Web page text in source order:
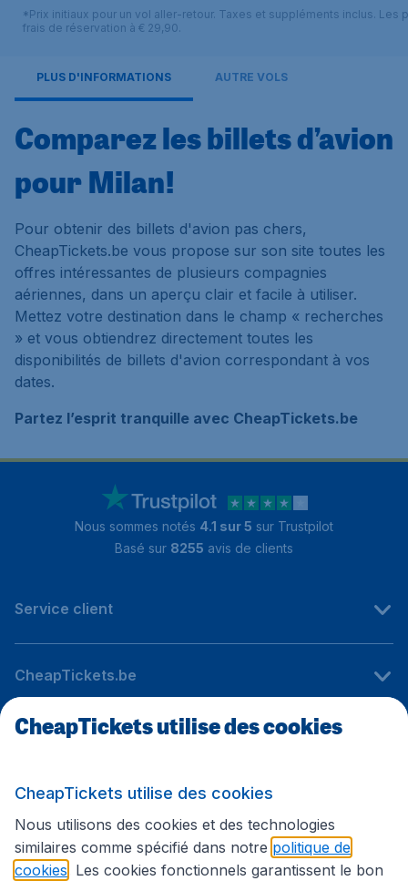
*Prix initiaux pour un vol aller-retour. Taxes et suppléments inclus. Les
frais de réservation à € 29,90.
PLUS D'INFORMATIONS AUTRE VOLS
Comparez les billets d’avion
pour Milan!
Pour obtenir des billets d'avion pas chers,
CheapTickets.be vous propose sur son site toutes les
offres intéressantes de plusieurs compagnies
aériennes, dans un aperçu clair et facile à utiliser.
Mettez votre destination dans le champ « recherches
» et vous obtiendrez directement toutes les
disponibilités de billets d'avion correspondant à vos
dates.
Partez l’esprit tranquille avec CheapTickets.be
Nous sommes notés 4.1 sur 5 sur Trustpilot
Basé sur 8255 avis de clients
Service client
CheapTickets.be
Sites internationaux
Suivez CheapTickets.be
CheapTickets utilise des cookies
CheapTickets utilise des cookies
Nous utilisons des cookies et des technologies
similaires comme spécifié dans notre politique de
cookies . Les cookies fonctionnels garantissent le bon